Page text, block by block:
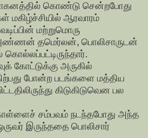
கொண்டு சென்றபோது
மகிழ்ச்சியில் ஆரவாரம்
மற்றுமொரு
அண்ணன் தமெர்லன், பொலிசாருடன்
கோட்டுக்கு அருகில்
போன்ற படங்களை மத்திய
கிடுகிடுவென பல
சம்பவம் நடந்தபோது அந்த
இருந்ததை பொலிசார்